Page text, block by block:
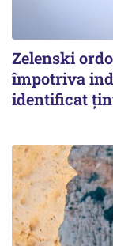
Zelenski
împotriva
identificat